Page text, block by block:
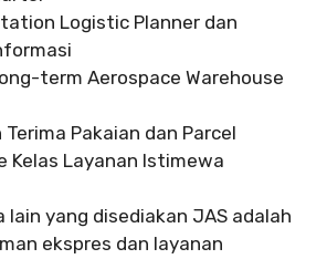
Logistic Planner dan
term Aerospace Warehouse
Terima Pakaian dan Parcel
Kelas Layanan Istimewa
lain yang disediakan JAS adalah
ekspres dan layanan